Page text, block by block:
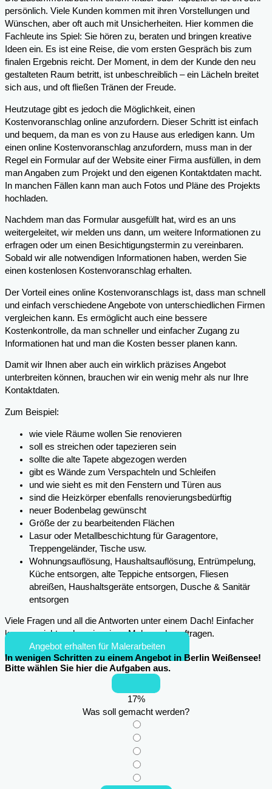
persönlich. Viele Kunden kommen mit ihren Vorstellungen und
Wünschen, aber oft auch mit Unsicherheiten. Hier kommen die
Fachleute ins Spiel: Sie hören zu, beraten und bringen kreative
Ideen ein. Es ist eine Reise, die vom ersten Gespräch bis zum
finalen Ergebnis reicht. Der Moment, in dem der Kunde den neu
gestalteten Raum betritt, ist unbeschreiblich – ein Lächeln breitet
sich aus, und oft fließen Tränen der Freude.
Heutzutage gibt es jedoch die Möglichkeit, einen
Kostenvoranschlag online anzufordern. Dieser Schritt ist einfach
und bequem, da man es von zu Hause aus erledigen kann. Um
einen online Kostenvoranschlag anzufordern, muss man in der
Regel ein Formular auf der Website einer Firma ausfüllen, in dem
man Angaben zum Projekt und den eigenen Kontaktdaten macht.
In manchen Fällen kann man auch Fotos und Pläne des Projekts
hochladen.
Nachdem man das Formular ausgefüllt hat, wird es an uns
weitergeleitet, wir melden uns dann, um weitere Informationen zu
erfragen oder um einen Besichtigungstermin zu vereinbaren.
Sobald wir alle notwendigen Informationen haben, werden Sie
einen kostenlosen Kostenvoranschlag erhalten.
Der Vorteil eines online Kostenvoranschlags ist, dass man schnell
und einfach verschiedene Angebote von unterschiedlichen Firmen
vergleichen kann. Es ermöglicht auch eine bessere
Kostenkontrolle, da man schneller und einfacher Zugang zu
Informationen hat und man die Kosten besser planen kann.
Damit wir Ihnen aber auch ein wirklich präzises Angebot
unterbreiten können, brauchen wir ein wenig mehr als nur Ihre
Kontaktdaten.
Zum Beispiel:
wie viele Räume wollen Sie renovieren
soll es streichen oder tapezieren sein
sollte die alte Tapete abgezogen werden
gibt es Wände zum Verspachteln und Schleifen
und wie sieht es mit den Fenstern und Türen aus
sind die Heizkörper ebenfalls renovierungsbedürftig
neuer Bodenbelag gewünscht
Größe der zu bearbeitenden Flächen
Lasur oder Metallbeschichtung für Garagentore,
Treppengeländer, Tische usw.
Wohnungsauflösung, Haushaltsauflösung, Entrümpelung,
Küche entsorgen, alte Teppiche entsorgen, Fliesen
abreißen, Haushaltsgeräte entsorgen, Dusche & Sanitär
entsorgen
Viele Fragen und all die Antworten unter einem Dach! Einfacher
kann es nicht mehr sein, einen Maler zu beauftragen.
Angebot erhalten für Malerarbeiten
In wenigen Schritten zu einem Angebot in Berlin Weißensee!
Bitte wählen Sie hier die Aufgaben aus.
17%
Was soll gemacht werden?